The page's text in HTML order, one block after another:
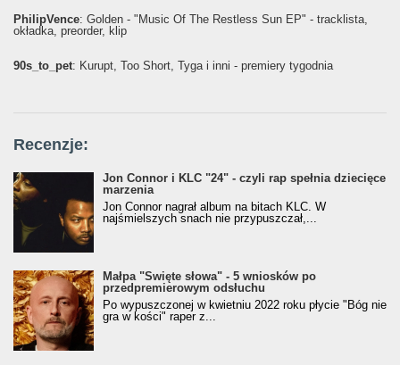
PhilipVence: Golden - "Music Of The Restless Sun EP" - tracklista,
okładka, preorder, klip
90s_to_pet: Kurupt, Too Short, Tyga i inni - premiery tygodnia
Recenzje:
Jon Connor i KLC "24" - czyli rap spełnia dziecięce
marzenia
Jon Connor nagrał album na bitach KLC. W
najśmielszych snach nie przypuszczał,...
Małpa "Święte słowa" - 5 wniosków po
przedpremierowym odsłuchu
Po wypuszczonej w kwietniu 2022 roku płycie "Bóg nie
gra w kości" raper z...